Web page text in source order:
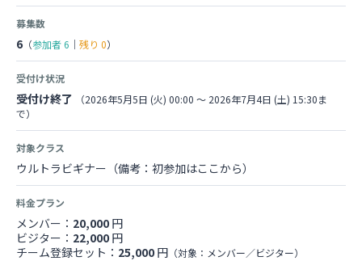
募集数
6 （参加者6 ｜ 残り 0）
受付け状況
受付け終了
（2026年5月5日 (火) 00:00 〜 2026年7月4日 (土) 15:30ま
で）
対象クラス
ウルトラビギナー（備考：初参加はここから）
料金プラン
メンバー： 20,000 円
ビジター： 22,000 円
チーム登録セット： 25,000 円 （対象：メンバー／ビジター）